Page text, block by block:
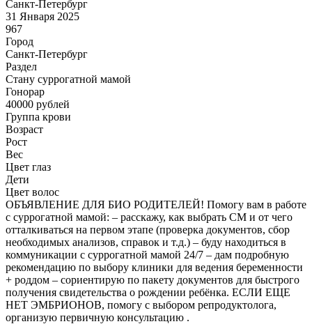
Санкт-Петербург
31 Января 2025
967
Город
Санкт-Петербург
Раздел
Cтану суррогатной мамой
Гонoрар
40000 рублей
Группа крови
Возраст
Рост
Вес
Цвет глаз
Дети
Цвет волос
ОБЪЯВЛЕНИЕ ДЛЯ БИО РОДИТЕЛЕЙ! Помогу вам в работе
с суррогатной мамой: – расскажу, как выбрать СМ и от чего
отталкиваться на первом этапе (проверка документов, сбор
необходимых анализов, справок и т.д.) – буду находиться в
коммуникации с суррогатной мамой 24/7 – дам подробную
рекомендацию по выбору клиники для ведения беременности
+ роддом – сориентирую по пакету документов для быстрого
получения свидетельства о рождении ребёнка. ЕСЛИ ЕЩЕ
НЕТ ЭМБРИОНОВ, помогу с выбором репродуктолога,
организую первичную консультацию .